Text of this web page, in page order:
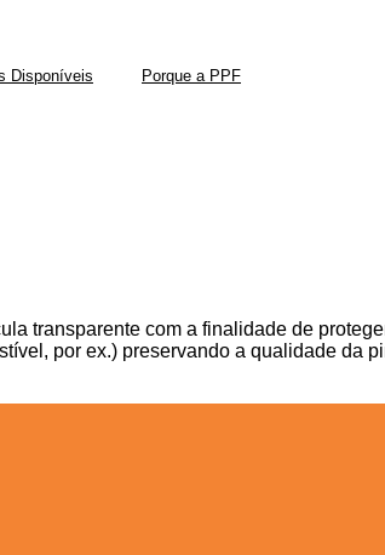
Disponíveis Porque a PPF
transparente com a finalidade de
por ex.) preservando a qualidade da